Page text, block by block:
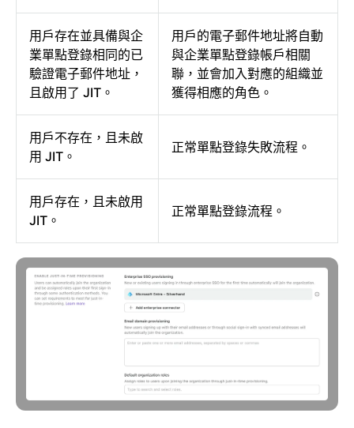
用戶存在並具備與企
業單點登錄相同的已
驗證電子郵件地址，
且啟用了 JIT。
用戶的電子郵件地址將自動
與企業單點登錄帳戶相關
聯，並會加入對應的組織並
獲得相應的角色。
用戶不存在，且未啟
用 JIT。
正常單點登錄失敗流程。
用戶存在，且未啟用
JIT。
正常單點登錄流程。